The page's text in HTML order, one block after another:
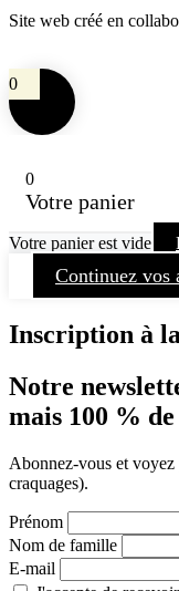
Site web créé en
0
0
Votre panier
Votre panier est vide
Continuez vos
Inscription à
Notre
mais 100 %
Abonnez-vous et voyez
craquages).
Prénom
Nom de famille
E-mail